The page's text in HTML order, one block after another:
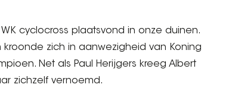
cyclocross plaatsvond in onze duinen.
zich in aanwezigheid van Koning
Net als Paul Herijgers kreeg Albert
zichzelf vernoemd.